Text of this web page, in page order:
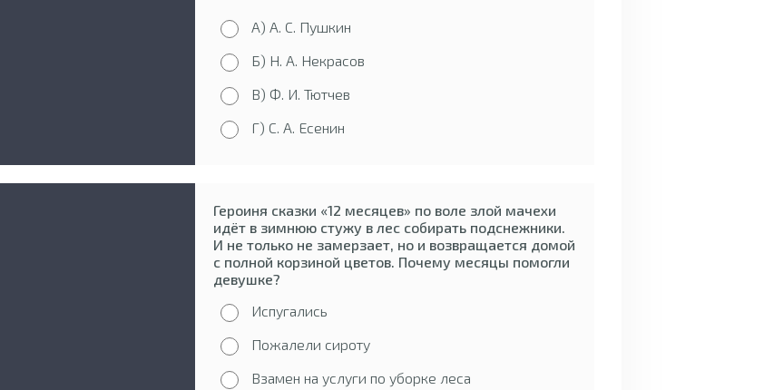
А) А. С. Пушкин
Б) Н. А. Некрасов
В) Ф. И. Тютчев
Г) С. А. Есенин
Героиня сказки «12 месяцев» по воле злой мачехи
идёт в зимнюю стужу в лес собирать подснежники.
И не только не замерзает, но и возвращается домой
с полной корзиной цветов. Почему месяцы помогли
девушке?
Испугались
Пожалели сироту
Взамен на услуги по уборке леса